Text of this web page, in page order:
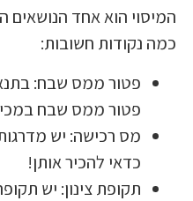
הוא אחד הנושאים
חשובות:
ממס שבח: בתנאים
ממס שבח במכירת
רכישה: יש מדרגות מס
להכיר אותן!
צינון: יש תקופה